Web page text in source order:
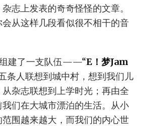
志上发表的奇奇怪怪的文章。
从这样几段看似很不相干的音
建了一支队伍——“E！梦Jam
条人联想到城中村，想到我们儿
杂志联想到上学时光；再由全
们在大城市漂泊的生活。从小
围越来越大，而我们的内心世